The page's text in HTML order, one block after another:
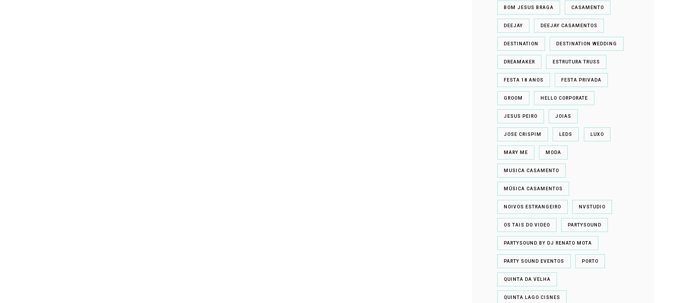
BOM JESUS BRAGA CASAMENTO
DEEJAY DEEJAY CASAMENTOS
DESTINATION DESTINATION WEDDING
DREAMAKER ESTRUTURA TRUSS
FESTA 18 ANOS FESTA PRIVADA
GROOM HELLO CORPORATE
JESUS PEIRO JOIAS
JOSE CRISPIM LEDS LUXO
MARY ME MODA
MUSICA CASAMENTO
MÚSICA CASAMENTOS
NOIVOS ESTRANGEIRO NVSTUDIO
OS TAIS DO VIDEO PARTYSOUND
PARTYSOUND BY DJ RENATO MOTA
PARTY SOUND EVENTOS PORTO
QUINTA DA VELHA
QUINTA LAGO CISNES